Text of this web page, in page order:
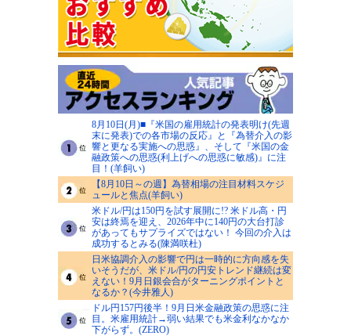
8月10日(月)■『米国の雇用統計の発表明け(先週
末に発表)での各市場の反応』と『為替介入の影
響と更なる実施への思惑』、そして『米国の金
融政策への思惑(利上げへの思惑に敏感)』に注
目！(羊飼い)
【8月10日～の週】為替相場の注目材料スケジ
ュールと焦点(羊飼い)
米ドル/円は150円を試す展開に!? 米ドル高・円
安は終焉を迎え、2026年中に140円の大台打診
があってもサプライズではない！ 今回の介入は
成功するとみる(陳満咲杜)
日米協調介入の影響で円は一時的に方向感を失
いそうだが、米ドル/円の円安トレンド継続は変
えない！9月日銀会合がターニングポイントと
なるか？(今井雅人)
ドル円157円後半！9月日米金融政策の思惑に注
目。米雇用統計→弱い結果でも米金利なかなか
下がらず。(ZERO)